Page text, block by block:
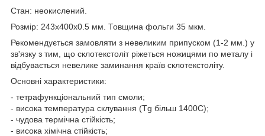
Стан: неокислений.
Розмір: 243х400х0.5 мм. Товщина фольги 35 мкм.
Рекомендується замовляти з невеликим припуском (1-2 мм.) у
зв'язку з тим, що склотекстоліт ріжеться ножицями по металу і
відбувається невелике заминання країв склотекстоліту.
Основні характеристики:
- тетрафункціональний тип смоли;
- висока температура склування (Tg більш 1400С);
- чудова термічна стійкість;
- висока хімічна стійкість;